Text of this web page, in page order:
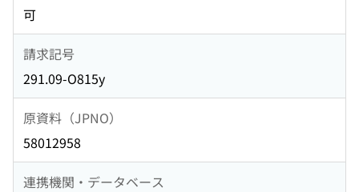
可
請求記号
291.09-O815y
原資料（JPNO）
58012958
連携機関・データベース